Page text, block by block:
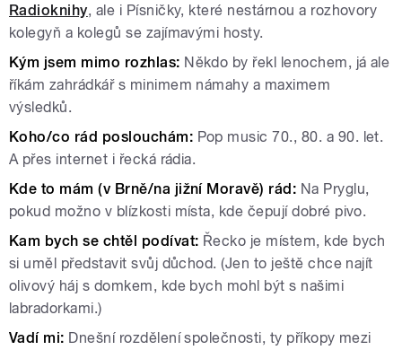
Radioknihy, ale i Písničky, které nestárnou a rozhovory
kolegyň a kolegů se zajímavými hosty.
Kým jsem mimo rozhlas: Někdo by řekl lenochem, já ale
říkám zahrádkář s minimem námahy a maximem
výsledků.
Koho/co rád poslouchám: Pop music 70., 80. a 90. let.
A přes internet i řecká rádia.
Kde to mám (v Brně/na jižní Moravě) rád: Na Pryglu,
pokud možno v blízkosti místa, kde čepují dobré pivo.
Kam bych se chtěl podívat: Řecko je místem, kde bych
si uměl představit svůj důchod. (Jen to ještě chce najít
olivový háj s domkem, kde bych mohl být s našimi
labradorkami.)
Vadí mi: Dnešní rozdělení společnosti, ty příkopy mezi